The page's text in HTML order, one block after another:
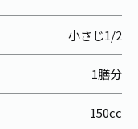
小さじ1/2
1膳分
150cc